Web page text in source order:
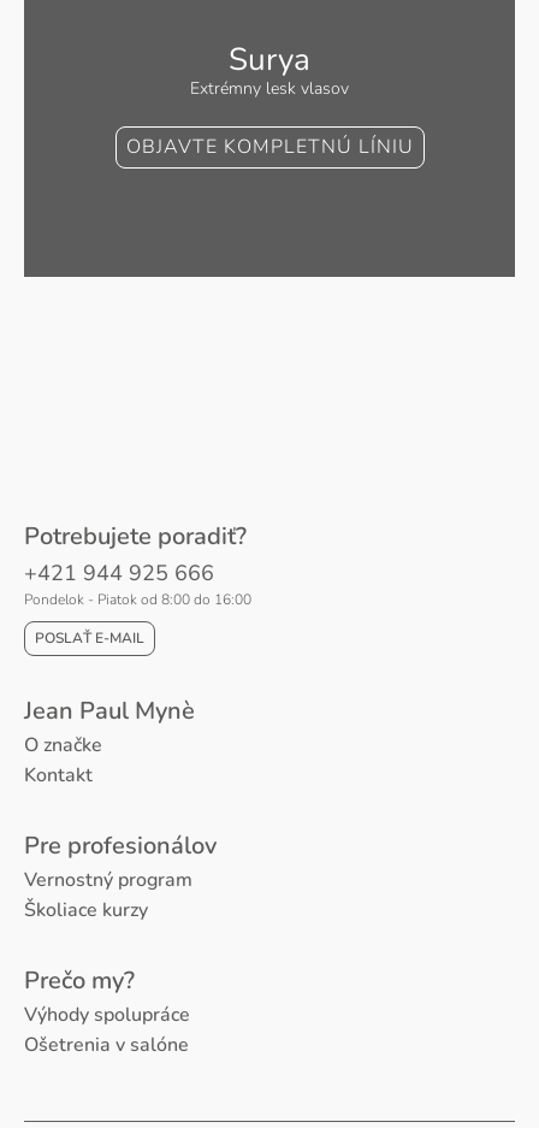
Surya
Extrémny lesk vlasov
OBJAVTE KOMPLETNÚ LÍNIU
Potrebujete poradiť?
+421 944 925 666
Pondelok - Piatok od 8:00 do 16:00
POSLAŤ E-MAIL
Jean Paul Mynè
O značke
Kontakt
Pre profesionálov
Vernostný program
Školiace kurzy
Prečo my?
Výhody spolupráce
Ošetrenia v salóne